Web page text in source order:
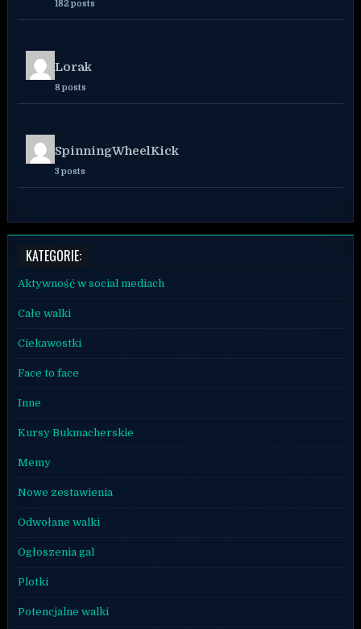
182 posts
Lorak
8 posts
SpinningWheelKick
3 posts
KATEGORIE:
Aktywność w social mediach
Całe walki
Ciekawostki
Face to face
Inne
Kursy Bukmacherskie
Memy
Nowe zestawienia
Odwołane walki
Ogłoszenia gal
Plotki
Potencjalne walki